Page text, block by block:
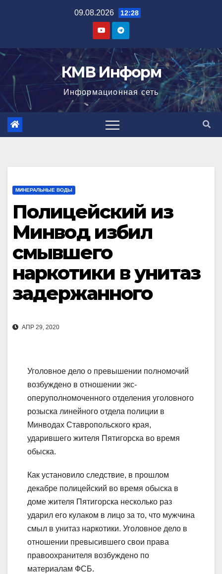
09.08.2026 12:28
КМВ Информ
Информационная сеть
МИНЕРАЛЬНЫЕ ВОДЫ
Полицейский из
Минвод избил
смывшего
наркотики в унитаз
задержанного
АПР 29, 2020
Уголовное дело о превышении полномочий
возбуждено в отношении экс-
оперуполномоченного отделения уголовного
розыска линейного отдела полиции в
Минводах Ставропольского края,
ударившего жителя Пятигорска во время
обыска.
Как установило следствие, в прошлом
декабре полицейский во время обыска в
доме жителя Пятигорска несколько раз
ударил его кулаком в лицо за то, что мужчина
смыл в унитаз наркотики. Уголовное дело в
отношении превысившего свои права
правоохранителя возбуждено по
материалам ФСБ.